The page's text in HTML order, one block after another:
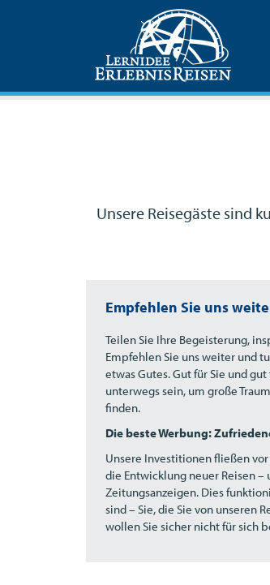
Unsere Reisegäste sind
Empfehlen Sie uns
Teilen Sie Ihre Begeisterung,
Empfehlen Sie uns weiter und
etwas Gutes. Gut für Sie und
unterwegs sein, um große
finden.
Die beste Werbung:
Unsere Investitionen fließen
die Entwicklung neuer Reisen –
Zeitungsanzeigen. Dies
sind – Sie, die Sie von unseren
wollen Sie sicher nicht für sich